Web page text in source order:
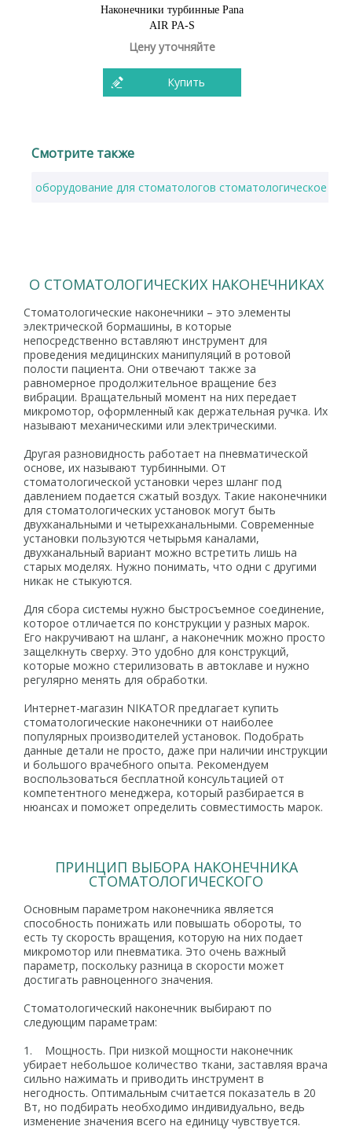
Наконечники турбинные Pana
AIR PA-S
Цену уточняйте
Купить
Смотрите также
оборудование для стоматологов стоматологическое
О СТОМАТОЛОГИЧЕСКИХ НАКОНЕЧНИКАХ
Стоматологические наконечники – это элементы
электрической бормашины, в которые
непосредственно вставляют инструмент для
проведения медицинских манипуляций в ротовой
полости пациента. Они отвечают также за
равномерное продолжительное вращение без
вибрации. Вращательный момент на них передает
микромотор, оформленный как держательная ручка. Их
называют механическими или электрическими.
Другая разновидность работает на пневматической
основе, их называют турбинными. От
стоматологической установки через шланг под
давлением подается сжатый воздух. Такие наконечники
для стоматологических установок могут быть
двухканальными и четырехканальными. Современные
установки пользуются четырьмя каналами,
двухканальный вариант можно встретить лишь на
старых моделях. Нужно понимать, что одни с другими
никак не стыкуются.
Для сбора системы нужно быстросъемное соединение,
которое отличается по конструкции у разных марок.
Его накручивают на шланг, а наконечник можно просто
защелкнуть сверху. Это удобно для конструкций,
которые можно стерилизовать в автоклаве и нужно
регулярно менять для обработки.
Интернет-магазин NIKATOR предлагает купить
стоматологические наконечники от наиболее
популярных производителей установок. Подобрать
данные детали не просто, даже при наличии инструкции
и большого врачебного опыта. Рекомендуем
воспользоваться бесплатной консультацией от
компетентного менеджера, который разбирается в
нюансах и поможет определить совместимость марок.
ПРИНЦИП ВЫБОРА НАКОНЕЧНИКА
СТОМАТОЛОГИЧЕСКОГО
Основным параметром наконечника является
способность понижать или повышать обороты, то
есть ту скорость вращения, которую на них подает
микромотор или пневматика. Это очень важный
параметр, поскольку разница в скорости может
достигать равноценного значения.
Стоматологический наконечник выбирают по
следующим параметрам:
1. Мощность. При низкой мощности наконечник
убирает небольшое количество ткани, заставляя врача
сильно нажимать и приводить инструмент в
негодность. Оптимальным считается показатель в 20
Вт, но подбирать необходимо индивидуально, ведь
изменение значения всего на единицу чувствуется.